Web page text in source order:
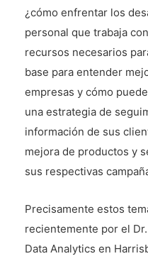
¿cómo enfrentar los
personal que trabaja
recursos necesarios
base para entender
empresas y cómo
una estrategia de
información de sus
mejora de productos y
sus respectivas
Precisamente estos
recientemente por el
Data Analytics en